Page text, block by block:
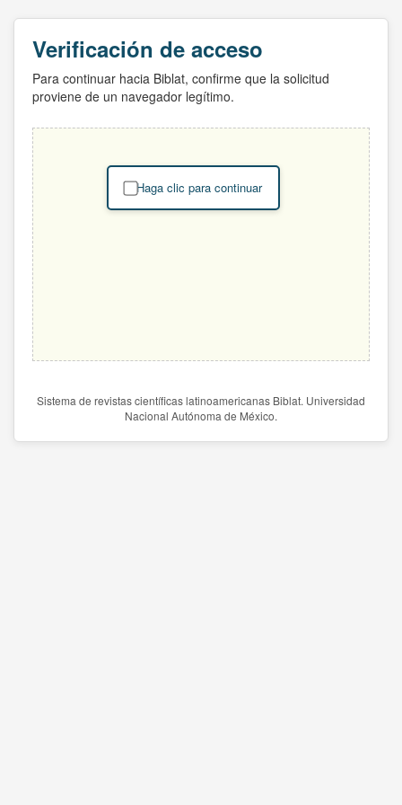
Verificación de acceso
Para continuar hacia Biblat, confirme que la solicitud
proviene de un navegador legítimo.
Haga clic para continuar
Sistema de revistas científicas latinoamericanas Biblat. Universidad
Nacional Autónoma de México.